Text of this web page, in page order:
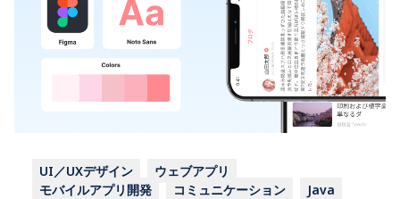
UI／UXデザイン
ウェブアプリ
モバイルアプリ開発
コミュニケーション Java